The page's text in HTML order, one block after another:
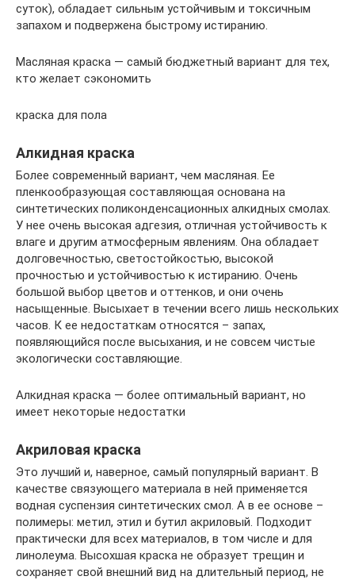
суток), обладает сильным устойчивым и токсичным
запахом и подвержена быстрому истиранию.
Масляная краска — самый бюджетный вариант для тех,
кто желает сэкономить
краска для пола
Алкидная краска
Более современный вариант, чем масляная. Ее
пленкообразующая составляющая основана на
синтетических поликонденсационных алкидных смолах.
У нее очень высокая адгезия, отличная устойчивость к
влаге и другим атмосферным явлениям. Она обладает
долговечностью, светостойкостью, высокой
прочностью и устойчивостью к истиранию. Очень
большой выбор цветов и оттенков, и они очень
насыщенные. Высыхает в течении всего лишь нескольких
часов. К ее недостаткам относятся – запах,
появляющийся после высыхания, и не совсем чистые
экологически составляющие.
Алкидная краска — более оптимальный вариант, но
имеет некоторые недостатки
Акриловая краска
Это лучший и, наверное, самый популярный вариант. В
качестве связующего материала в ней применяется
водная суспензия синтетических смол. А в ее основе –
полимеры: метил, этил и бутил акриловый. Подходит
практически для всех материалов, в том числе и для
линолеума. Высохшая краска не образует трещин и
сохраняет свой внешний вид на длительный период, не